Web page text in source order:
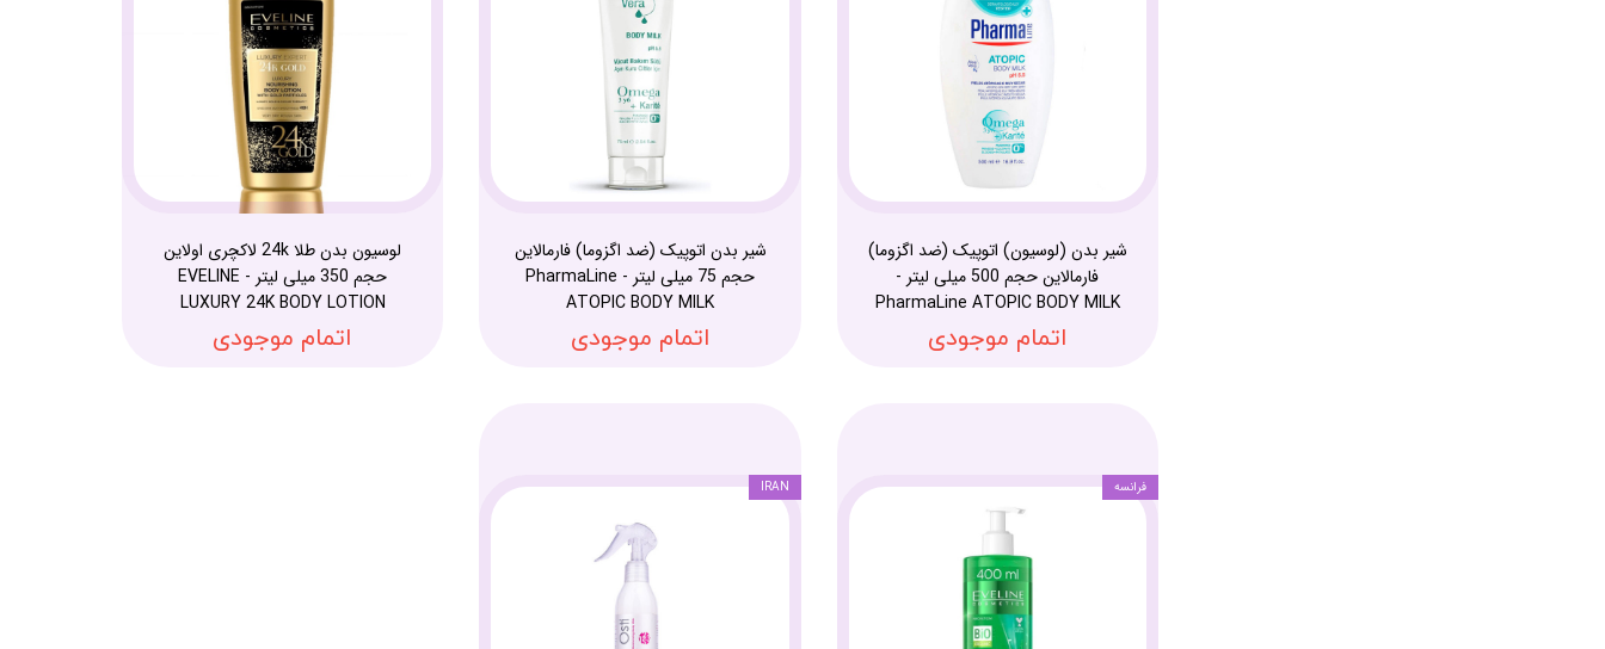
شیر بدن (لوسیون) اتوپیک (ضد اگزوما)
فارمالاین حجم 500 میلی لیتر -
PharmaLine ATOPIC BODY MILK
اتمام موجودی
شیر بدن اتوپیک (ضد اگزوما) فارمالاین
حجم 75 میلی لیتر - PharmaLine
ATOPIC BODY MILK
اتمام موجودی
لوسیون بدن طلا 24k لاکچری اولاین
حجم 350 میلی لیتر - EVELINE
LUXURY 24K BODY LOTION
اتمام موجودی
فرانسه IRAN